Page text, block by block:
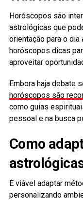
Horóscopos são
astrológicas que
orientação para o
horóscopos dicas
aproveitar
Embora haja debate
horóscopos são
como guias
pessoal e na busca
Como
É viável adaptar
personalizando